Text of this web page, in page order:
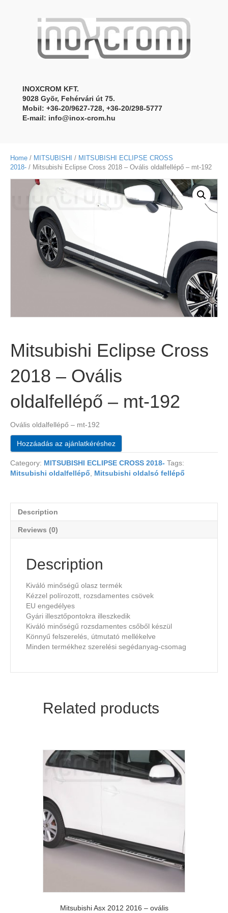
INOXCROM KFT.
9028 Gyõr, Fehérvári út 75.
Mobil: +36-20/9627-728, +36-20/298-5777
E-mail: info@inox-crom.hu
Home / MITSUBISHI / MITSUBISHI ECLIPSE CROSS
2018- / Mitsubishi Eclipse Cross 2018 – Ovális oldalfellépő – mt-192
Mitsubishi Eclipse Cross
2018 – Ovális
oldalfellépő – mt-192
Ovális oldalfellépő – mt-192
Hozzáadás az ajánlatkéréshez
Category: MITSUBISHI ECLIPSE CROSS 2018- Tags:
Mitsubishi oldalfellépő, Mitsubishi oldalsó fellépő
Description
Reviews (0)
Description
Kiváló minőségű olasz termék
Kézzel polírozott, rozsdamentes csövek
EU engedélyes
Gyári illesztőpontokra illeszkedik
Kiváló minőségű rozsdamentes csőből készül
Könnyű felszerelés, útmutató mellékelve
Minden termékhez szerelési segédanyag-csomag
Related products
Mitsubishi Asx 2012 2016 – ovális